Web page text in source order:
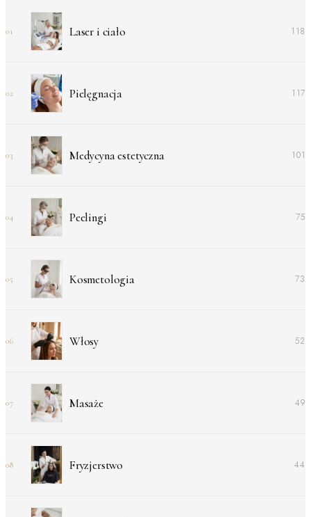
01 Laser i ciało 118
02 Pielęgnacja 117
03 Medycyna estetyczna 101
04 Peelingi 75
05 Kosmetologia 73
06 Włosy 52
07 Masaże 49
08 Fryzjerstwo 44